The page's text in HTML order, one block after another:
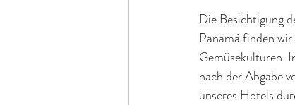
Die Besichtigung
Panamá finden
Gemüsekulturen.
nach der Abgabe
unseres Hotels